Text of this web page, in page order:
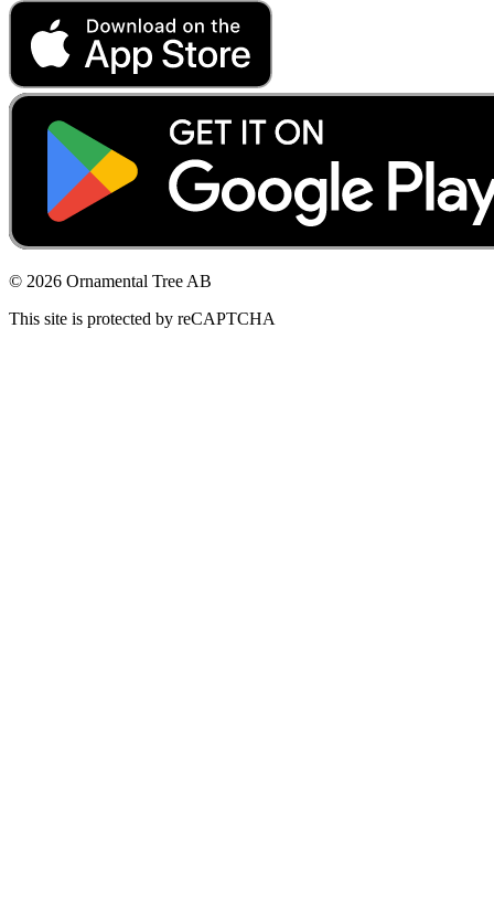
© 2026 Ornamental Tree AB
This site is protected by reCAPTCHA